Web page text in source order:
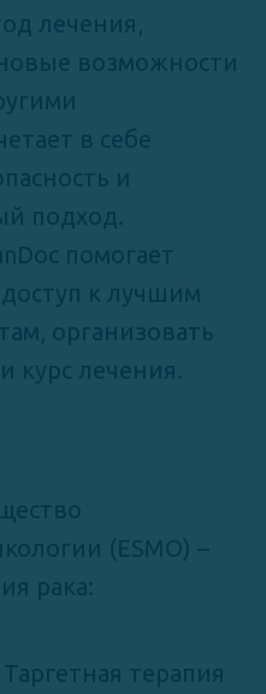
лечения,
возможности
в себе
и
подход.
помогает
к лучшим
организовать
курс лечения.
(ESMO) –
рака:
терапия